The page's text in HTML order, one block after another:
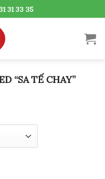
31 33 35
“SA TẾ CHAY”